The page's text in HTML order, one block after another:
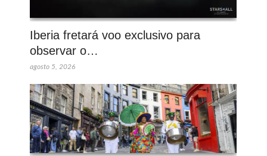
Iberia fretará voo exclusivo para
observar o…
agosto 5, 2026